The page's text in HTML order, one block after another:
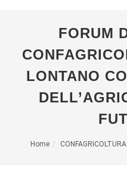
FORUM
LONTANO
Home